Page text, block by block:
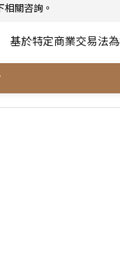
關咨詢。
基於特定商業交易法